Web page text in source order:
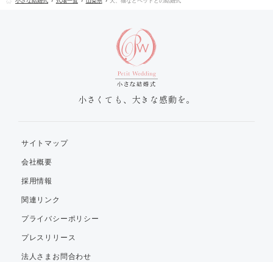
小さくても、大きな感動を。
サイトマップ
会社概要
採用情報
関連リンク
プライバシーポリシー
プレスリリース
法人さまお問合わせ